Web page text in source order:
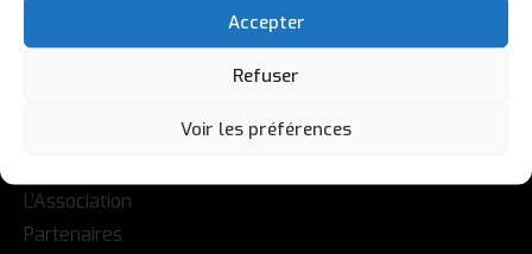
Accepter
Refuser
Voir les préférences
L’Association
Partenaires